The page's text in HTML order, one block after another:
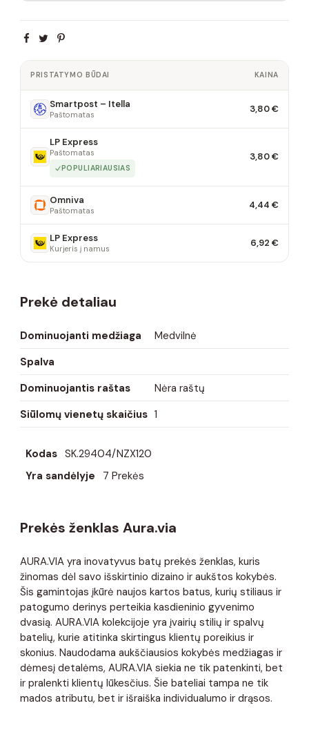
PRISTATYMO BŪDAI KAINA
Smartpost – Itella
Paštomatas 3,80 €
LP Express
Paštomatas
POPULIARIAUSIAS
3,80 €
Omniva
Paštomatas 4,44 €
LP Express
Kurjeris į namus 6,92 €
Prekė detaliau
Dominuojanti medžiaga
Medvilnė
Spalva
Dominuojantis raštas
Nėra raštų
Siūlomų vienetų skaičius 1
Kodas SK.29404/NZX120
Yra sandėlyje
7 Prekės
Prekės ženklas Aura.via
AURA.VIA yra inovatyvus batų prekės ženklas, kuris
žinomas dėl savo išskirtinio dizaino ir aukštos kokybės.
Šis gamintojas įkūrė naujos kartos batus, kurių stiliaus ir
patogumo derinys perteikia kasdieninio gyvenimo
dvasią. AURA.VIA kolekcijoje yra įvairių stilių ir spalvų
batelių, kurie atitinka skirtingus klientų poreikius ir
skonius. Naudodama aukščiausios kokybės medžiagas ir
dėmesį detalėms, AURA.VIA siekia ne tik patenkinti, bet
ir pralenkti klientų lūkesčius. Šie bateliai tampa ne tik
mados atributu, bet ir išraiška individualumo ir drąsos.